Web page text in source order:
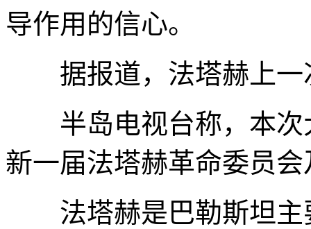
导作用的信心。
据报道，法塔赫上一
半岛电视台称，本次
新一届法塔赫革命委员
法塔赫是巴勒斯坦主